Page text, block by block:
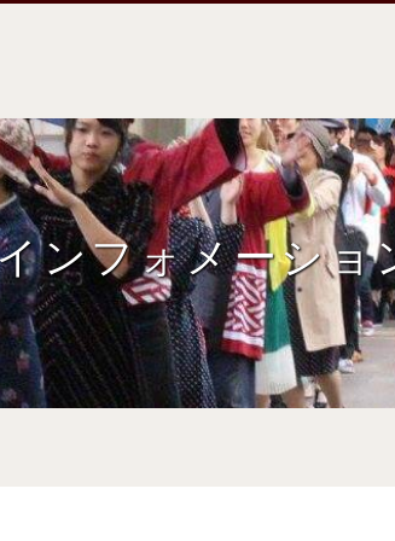
ンフォメーショ